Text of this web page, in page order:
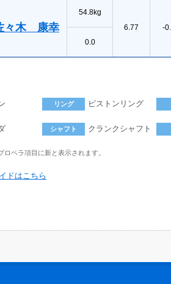
々木 康幸
54.8kg
6.77
-
0.0
リング ピストンリング
シャフト クランクシャフト
ロペラ項目に新と表示されます。
ドはこちら